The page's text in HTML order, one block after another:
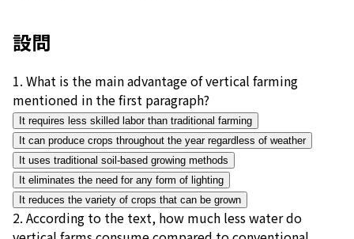
設問
1. What is the main advantage of vertical farming
mentioned in the first paragraph?
It requires less skilled labor than traditional farming
It can produce crops throughout the year regardless of weather
It uses traditional soil-based growing methods
It eliminates the need for any form of lighting
It reduces the variety of crops that can be grown
2. According to the text, how much less water do